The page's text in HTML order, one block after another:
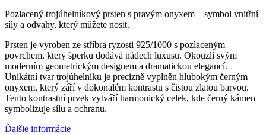
Pozlacený trojúhelníkový prsten s pravým onyxem – symbol vnitřní
síly a odvahy, který můžete nosit.
Prsten je vyroben ze stříbra ryzosti 925/1000 s pozlaceným
povrchem, který šperku dodává nádech luxusu. Okouzlí svým
moderním geometrickým designem a dramatickou elegancí.
Unikátní tvar trojúhelníku je precizně vyplněn hlubokým černým
onyxem, který září v dokonalém kontrastu s čistou zlatou barvou.
Tento kontrastní prvek vytváří harmonický celek, kde černý kámen
symbolizuje sílu a ochranu.
Ďalšie informácie